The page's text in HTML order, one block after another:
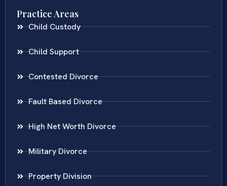
Practice Areas
Child Custody
Child Support
Contested Divorce
Fault Based Divorce
High Net Worth Divorce
Military Divorce
Property Division